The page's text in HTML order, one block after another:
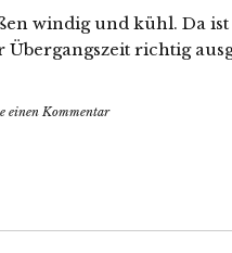
windig und kühl. Da ist
richtig
einen Kommentar